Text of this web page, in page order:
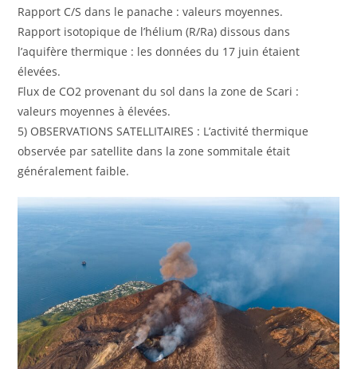
Rapport C/S dans le panache : valeurs moyennes.
Rapport isotopique de l’hélium (R/Ra) dissous dans
l’aquifère thermique : les données du 17 juin étaient
élevées.
Flux de CO2 provenant du sol dans la zone de Scari :
valeurs moyennes à élevées.
5) OBSERVATIONS SATELLITAIRES : L’activité thermique
observée par satellite dans la zone sommitale était
généralement faible.